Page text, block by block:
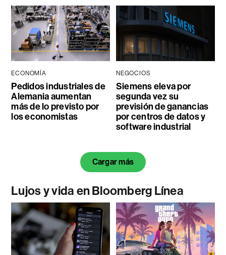
ECONOMÍA
Pedidos industriales de
Alemania aumentan
más de lo previsto por
los economistas
NEGOCIOS
Siemens eleva por
segunda vez su
previsión de ganancias
por centros de datos y
software industrial
Cargar más
Lujos y vida en Bloomberg Línea